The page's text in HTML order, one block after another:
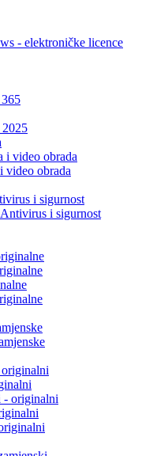
- elektroničke licence
i video obrada
video obrada
i sigurnost
i sigurnost
- originalni